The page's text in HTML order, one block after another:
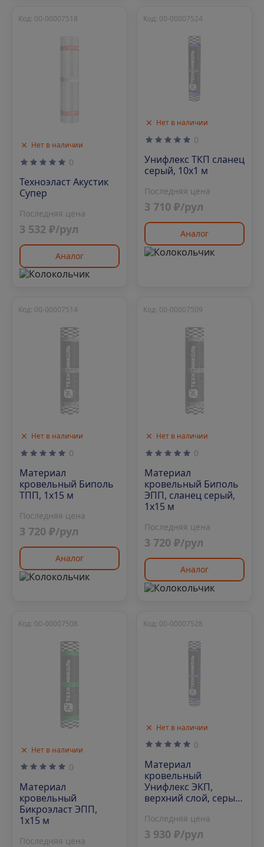
Нет в наличии
Код: 00-00007518
0
Техноэласт Акустик
Супер
Последняя цена
3 532 ₽/рул
Аналог
Нет в наличии
Код: 00-00007524
0
Унифлекс ТКП сланец
серый, 10х1 м
Последняя цена
3 710 ₽/рул
Аналог
Нет в наличии
Код: 00-00007514
0
Материал
кровельный Биполь
ТПП, 1х15 м
Последняя цена
3 720 ₽/рул
Аналог
Нет в наличии
Код: 00-00007509
0
Материал
кровельный Биполь
ЭПП, сланец серый,
1х15 м
Последняя цена
3 720 ₽/рул
Аналог
Нет в наличии
Код: 00-00007508
0
Материал
кровельный
Бикроэласт ЭПП,
1х15 м
Последняя цена
Нет в наличии
Код: 00-00007528
0
Материал
кровельный
Унифлекс ЭКП,
верхний слой, серый,
Последняя цена
3 930 ₽/рул